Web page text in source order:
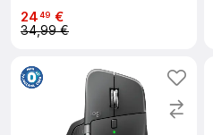
2449 €
34,99 €